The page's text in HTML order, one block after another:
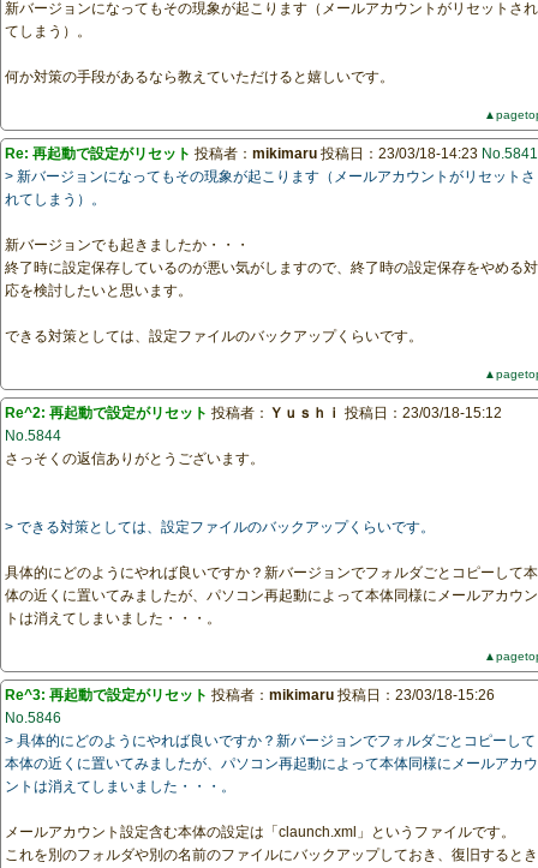
新バージョンになってもその現象が起こります（メールアカウントがリセットされ
てしまう）。
何か対策の手段があるなら教えていただけると嬉しいです。
Re: 再起動で設定がリセット 投稿者： mikimaru 投稿日：23/03/18-14:23 No.5841
> 新バージョンになってもその現象が起こります（メールアカウントがリセットさ
れてしまう）。
新バージョンでも起きましたか・・・
終了時に設定保存しているのが悪い気がしますので、終了時の設定保存をやめる対
応を検討したいと思います。
できる対策としては、設定ファイルのバックアップくらいです。
Re^2: 再起動で設定がリセット 投稿者： Ｙｕｓｈｉ 投稿日：23/03/18-15:12
No.5844
さっそくの返信ありがとうございます。
> できる対策としては、設定ファイルのバックアップくらいです。
具体的にどのようにやれば良いですか？新バージョンでフォルダごとコピーして本
体の近くに置いてみましたが、パソコン再起動によって本体同様にメールアカウン
トは消えてしまいました・・・。
Re^3: 再起動で設定がリセット 投稿者： mikimaru 投稿日：23/03/18-15:26
No.5846
> 具体的にどのようにやれば良いですか？新バージョンでフォルダごとコピーして
本体の近くに置いてみましたが、パソコン再起動によって本体同様にメールアカウ
ントは消えてしまいました・・・。
メールアカウント設定含む本体の設定は「claunch.xml」というファイルです。
これを別のフォルダや別の名前のファイルにバックアップしておき、復旧するとき